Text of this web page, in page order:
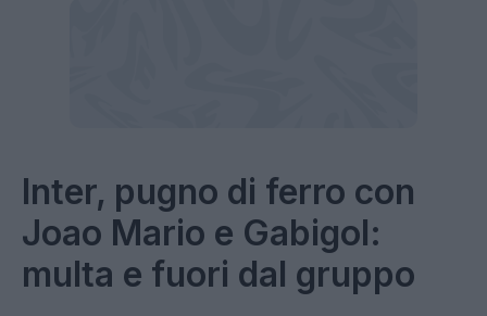
Inter, pugno di ferro con
Joao Mario e Gabigol:
multa e fuori dal gruppo